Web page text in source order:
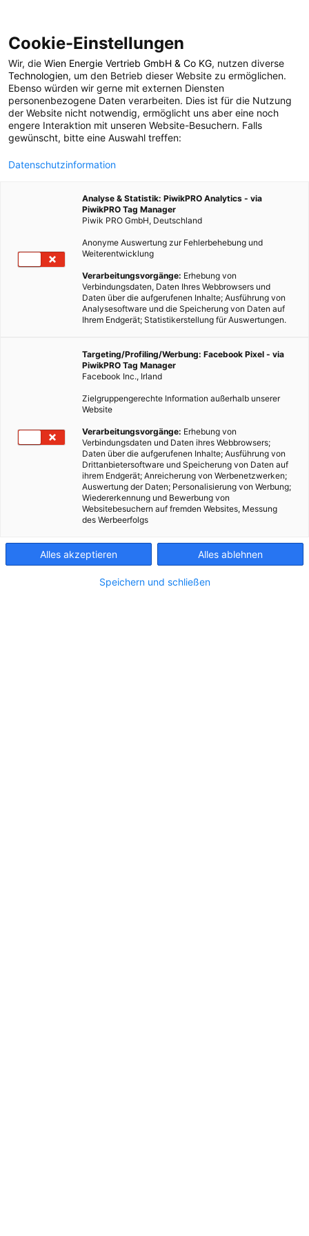
POSTS BY TAG
Sommerobst
1 BEITRAG
Cookie-Einstellungen
Wir, die Wien Energie Vertrieb GmbH & Co KG, nutzen diverse
Technologien, um den Betrieb dieser Website zu ermöglichen.
Ebenso würden wir gerne mit externen Diensten
personenbezogene Daten verarbeiten. Dies ist für die Nutzung
der Website nicht notwendig, ermöglicht uns aber eine noch
engere Interaktion mit unseren Website-Besuchern. Falls
gewünscht, bitte eine Auswahl treffen:
Datenschutzinformation
Analyse & Statistik: PiwikPRO Analytics - via
PiwikPRO Tag Manager
Piwik PRO GmbH, Deutschland
Anonyme Auswertung zur Fehlerbehebung und
Weiterentwicklung
Verarbeitungsvorgänge: Erhebung von
Verbindungsdaten, Daten Ihres Webbrowsers und
Daten über die aufgerufenen Inhalte; Ausführung von
Analysesoftware und die Speicherung von Daten auf
Ihrem Endgerät; Statistikerstellung für Auswertungen.
Targeting/Profiling/Werbung: Facebook Pixel - via
PiwikPRO Tag Manager
Facebook Inc., Irland
Zielgruppengerechte Information außerhalb unserer
Website
Verarbeitungsvorgänge: Erhebung von
Verbindungsdaten und Daten ihres Webbrowsers;
Daten über die aufgerufenen Inhalte; Ausführung von
Drittanbietersoftware und Speicherung von Daten auf
ihrem Endgerät; Anreicherung von Werbenetzwerken;
Auswertung der Daten; Personalisierung von Werbung;
Wiedererkennung und Bewerbung von
Websitebesuchern auf fremden Websites, Messung
des Werbeerfolgs
Alles akzeptieren Alles ablehnen
Speichern und schließen